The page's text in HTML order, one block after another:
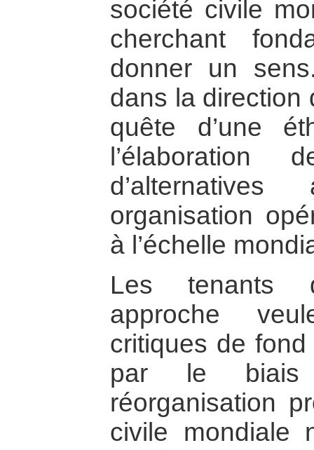
société civile
cherchant
donner un
dans la direction
quête d’une
l’élaboration
organisation
à l’échelle
Les tenants
approche
critiques de
par le biais
réorganisation
civile mondiale